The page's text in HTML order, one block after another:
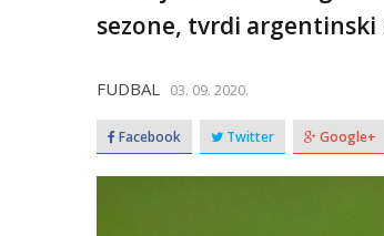
sezone, tvrdi
FUDBAL 03. 09. 2020.
Facebook Twitter Google+